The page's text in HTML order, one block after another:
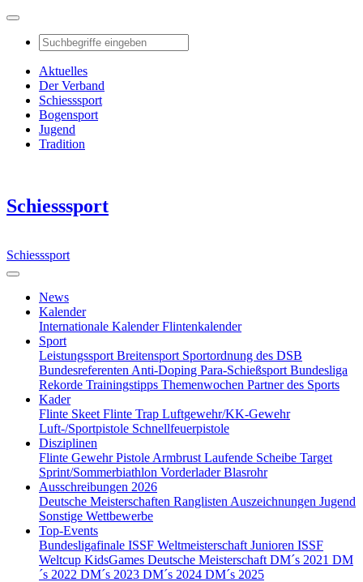
Aktuelles
Der Verband
Schiesssport
Bogensport
Jugend
Tradition
Schiesssport
Schiesssport
News
Kalender
Internationale KalenderFlintenkalender
Sport
Leistungssport Breitensport Sportordnung des DSB
Bundesreferenten Anti-Doping Para-Schießsport Bundesliga
Rekorde Trainingstipps Themenwochen Partner des Sports
Kader
Flinte Skeet Flinte Trap Luftgewehr/KK-Gewehr
Luft-/Sportpistole Schnellfeuerpistole
Disziplinen
Flinte GewehrPistole Armbrust Laufende Scheibe Target
Sprint/Sommerbiathlon VorderladerBlasrohr
Ausschreibungen 2026
Deutsche Meisterschaften Ranglisten Auszeichnungen Jugend
Sonstige Wettbewerbe
Top-Events
Bundesligafinale ISSF Weltmeisterschaft Junioren ISSF
Weltcup KidsGames Deutsche Meisterschaft DM´s 2021 DM
´s 2022 DM´s 2023 DM´s 2024 DM´s 2025